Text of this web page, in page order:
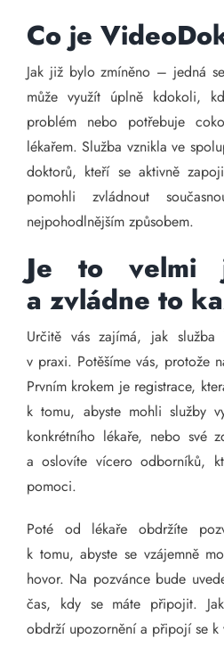
Co je
Jak již bylo zmíněno – jedná
může využít úplně kdokoli,
problém nebo potřebuje
lékařem. Služba vznikla ve
doktorů, kteří se aktivně
pomohli zvládnout
nejpohodlnějším způsobem.
Je to velmi
a zvládne to
Určitě vás zajímá, jak služba
v praxi. Potěšíme vás, protože
Prvním krokem je registrace,
k tomu, abyste mohli služby
konkrétního lékaře, nebo své
a oslovíte vícero odborníků,
pomoci.
Poté od lékaře obdržíte
k tomu, abyste se vzájemně
hovor. Na pozvánce bude
čas, kdy se máte připojit.
obdrží upozornění a připojí se k